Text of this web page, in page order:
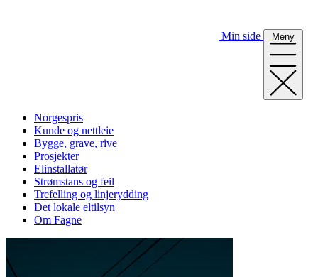
Min side Meny
Norgespris
Kunde og nettleie
Bygge, grave, rive
Prosjekter
Elinstallatør
Strømstans og feil
Trefelling og linjerydding
Det lokale eltilsyn
Om Fagne